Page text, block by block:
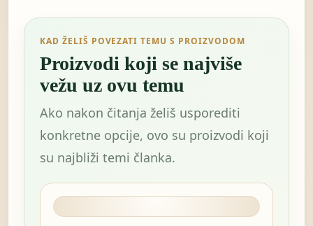
KAD ŽELIŠ POVEZATI TEMU S PROIZVODOM
Proizvodi koji se najviše
vežu uz ovu temu
Ako nakon čitanja želiš usporediti
konkretne opcije, ovo su proizvodi koji
su najbliži temi članka.